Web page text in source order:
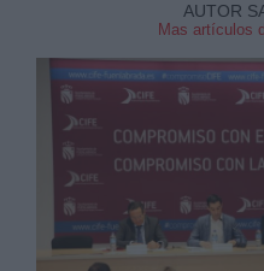
AUTOR
Mas artículos